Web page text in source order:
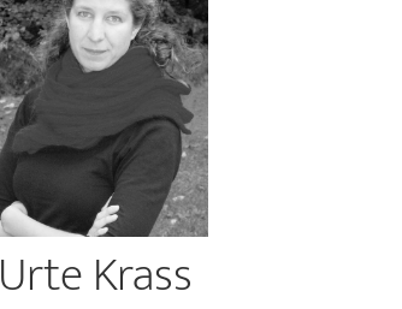
Urte Krass